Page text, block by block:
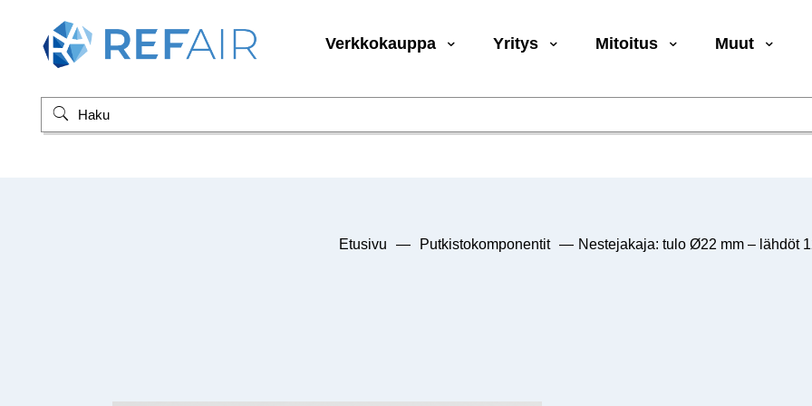
Verkkokauppa Yritys Mitoitus Muut
Etusivu — Putkistokomponentit — Nestejakaja: tulo Ø22 mm – lähdöt